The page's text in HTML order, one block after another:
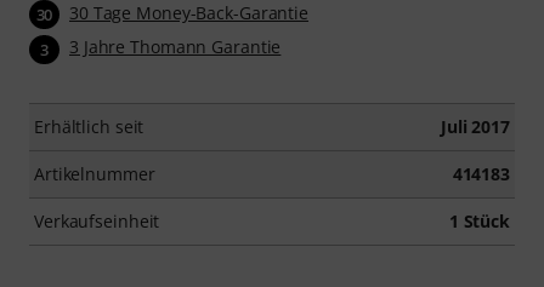
30 30 Tage Money-Back-Garantie
3 3 Jahre Thomann Garantie
Erhältlich seit Juli 2017
Artikelnummer 414183
Verkaufseinheit 1 Stück